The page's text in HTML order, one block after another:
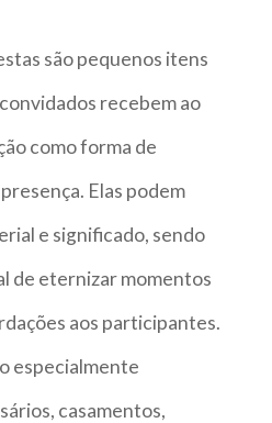
são pequenos itens
recebem ao
como forma de
Elas podem
e significado, sendo
de eternizar momentos
aos participantes.
especialmente
casamentos,